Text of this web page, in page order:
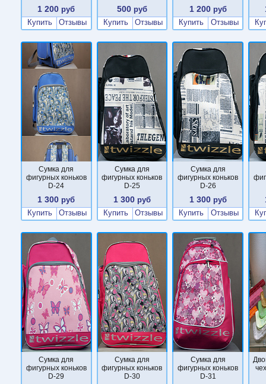
1 200 руб
Купить
Отзывы
500 руб
Купить
Отзывы
1 200руб
Купить
Отзывы
Сумка для
фигурных коньков
D-24
1 300 руб
Купить
Отзывы
Сумка для
фигурных коньков
D-25
1 300 руб
Купить
Отзывы
Сумка для
фигурных коньков
D-26
1 300руб
Купить
Отзывы
Сумка для
фигурных коньков
D-29
Сумка для
фигурных коньков
D-30
Сумка для
фигурных коньков
D-31